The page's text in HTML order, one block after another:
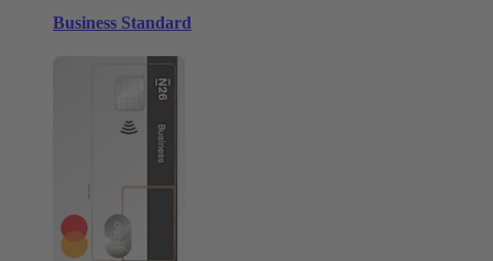
Business Standard